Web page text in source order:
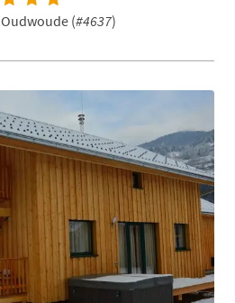
Oudwoude (#4637)